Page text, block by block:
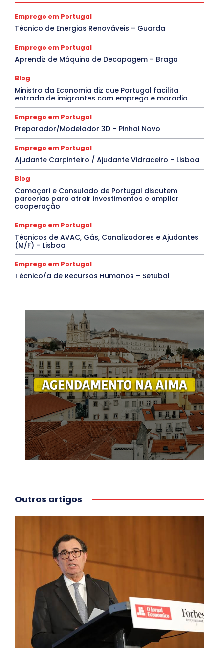
Emprego em Portugal
Técnico de Energias Renováveis – Guarda
Emprego em Portugal
Aprendiz de Máquina de Decapagem – Braga
Blog
Ministro da Economia diz que Portugal facilita
entrada de imigrantes com emprego e moradia
Emprego em Portugal
Preparador/Modelador 3D – Pinhal Novo
Emprego em Portugal
Ajudante Carpinteiro / Ajudante Vidraceiro – Lisboa
Blog
Camaçari e Consulado de Portugal discutem
parcerias para atrair investimentos e ampliar
cooperação
Emprego em Portugal
Técnicos de AVAC, Gás, Canalizadores e Ajudantes
(M/F) – Lisboa
Emprego em Portugal
Técnico/a de Recursos Humanos – Setubal
Outros artigos